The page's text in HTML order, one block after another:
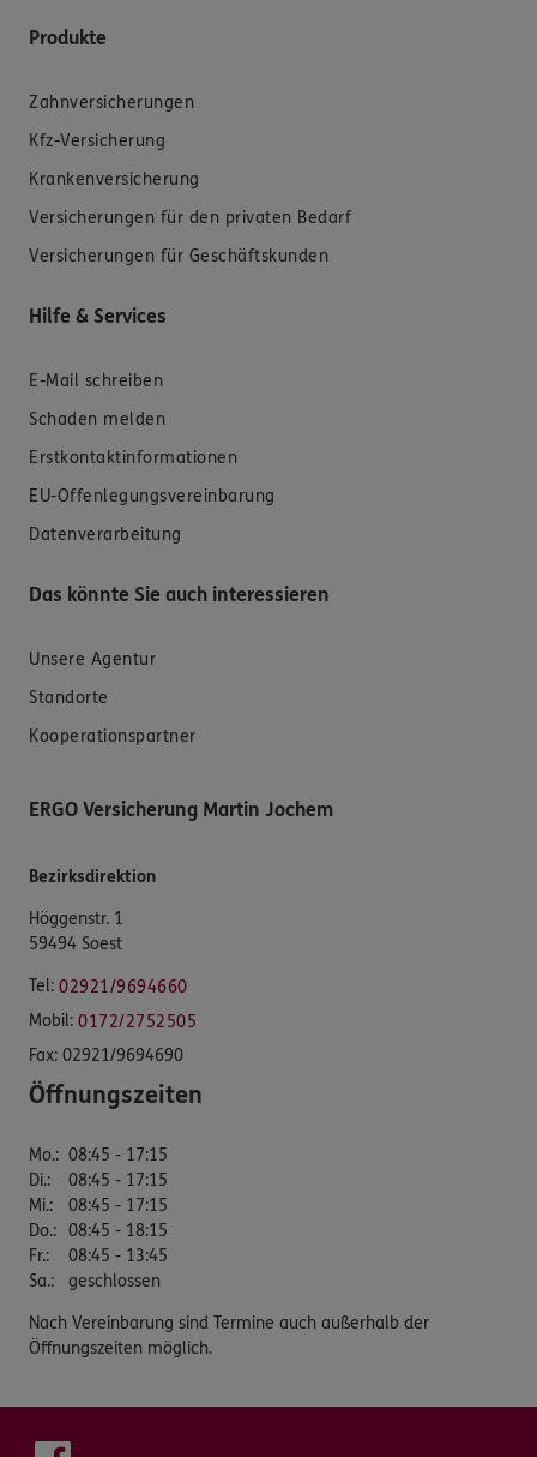
Produkte
Zahnversicherungen
Kfz-Versicherung
Krankenversicherung
Versicherungen für den privaten Bedarf
Versicherungen für Geschäftskunden
Hilfe & Services
E-Mail schreiben
Schaden melden
Erstkontaktinformationen
EU-Offenlegungsvereinbarung
Datenverarbeitung
Das könnte Sie auch interessieren
Unsere Agentur
Standorte
Kooperationspartner
ERGO Versicherung Martin Jochem
Bezirksdirektion
Höggenstr. 1
59494 Soest
Tel: 02921/9694660
Mobil: 0172/2752505
Fax: 02921/9694690
Öffnungszeiten
Mo.: 08:45 - 17:15
Di.:
08:45 - 17:15
Mi.:
08:45 - 17:15
Do.: 08:45 - 18:15
Fr.:
08:45 - 13:45
Sa.: geschlossen
Nach Vereinbarung sind Termine auch außerhalb der
Öffnungszeiten möglich.